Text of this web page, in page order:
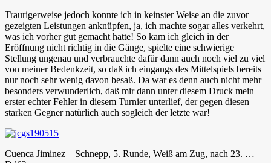
Traurigerweise jedoch konnte ich in keinster Weise an die zuvor
gezeigten Leistungen anknüpfen, ja, ich machte sogar alles verkehrt,
was ich vorher gut gemacht hatte! So kam ich gleich in der
Eröffnung nicht richtig in die Gänge, spielte eine schwierige
Stellung ungenau und verbrauchte dafür dann auch noch viel zu viel
von meiner Bedenkzeit, so daß ich eingangs des Mittelspiels bereits
nur noch sehr wenig davon besaß. Da war es denn auch nicht mehr
besonders verwunderlich, daß mir dann unter diesem Druck mein
erster echter Fehler in diesem Turnier unterlief, der gegen diesen
starken Gegner natürlich auch sogleich der letzte war!
Cuenca Jiminez – Schnepp, 5. Runde, Weiß am Zug, nach 23. …